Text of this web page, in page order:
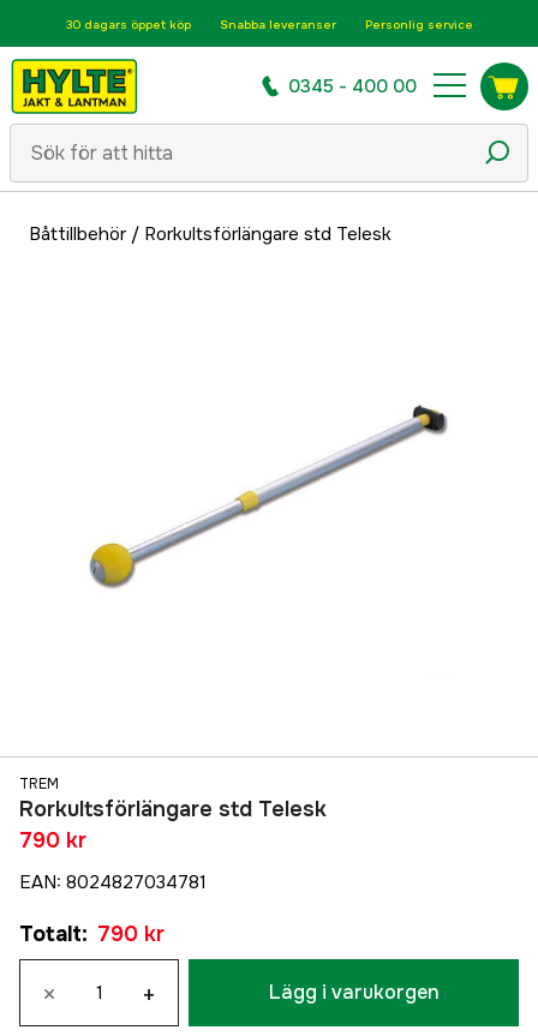
30 dagars öppet köp Snabba leveranser Personlig service
0345 - 400 00
Båttillbehör/ Rorkultsförlängare std Telesk
TREM
Rorkultsförlängare std Telesk
790 kr
EAN: 8024827034781
Totalt: 790 kr
× + Lägg i varukorgen